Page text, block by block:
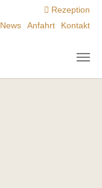
Rezeption
News Anfahrt Kontakt